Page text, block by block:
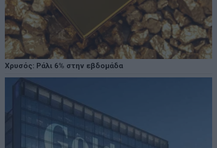
Χρυσός: Ράλι 6% στην εβδομάδα